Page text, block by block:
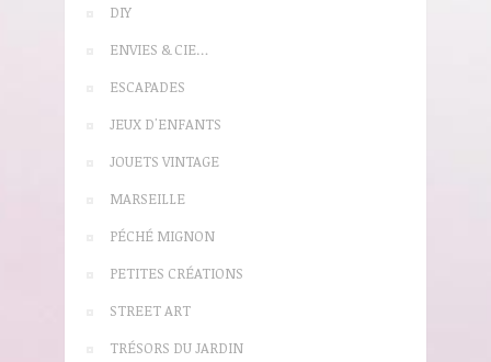
DIY
ENVIES & CIE…
ESCAPADES
JEUX D'ENFANTS
JOUETS VINTAGE
MARSEILLE
PÉCHÉ MIGNON
PETITES CRÉATIONS
STREET ART
TRÉSORS DU JARDIN